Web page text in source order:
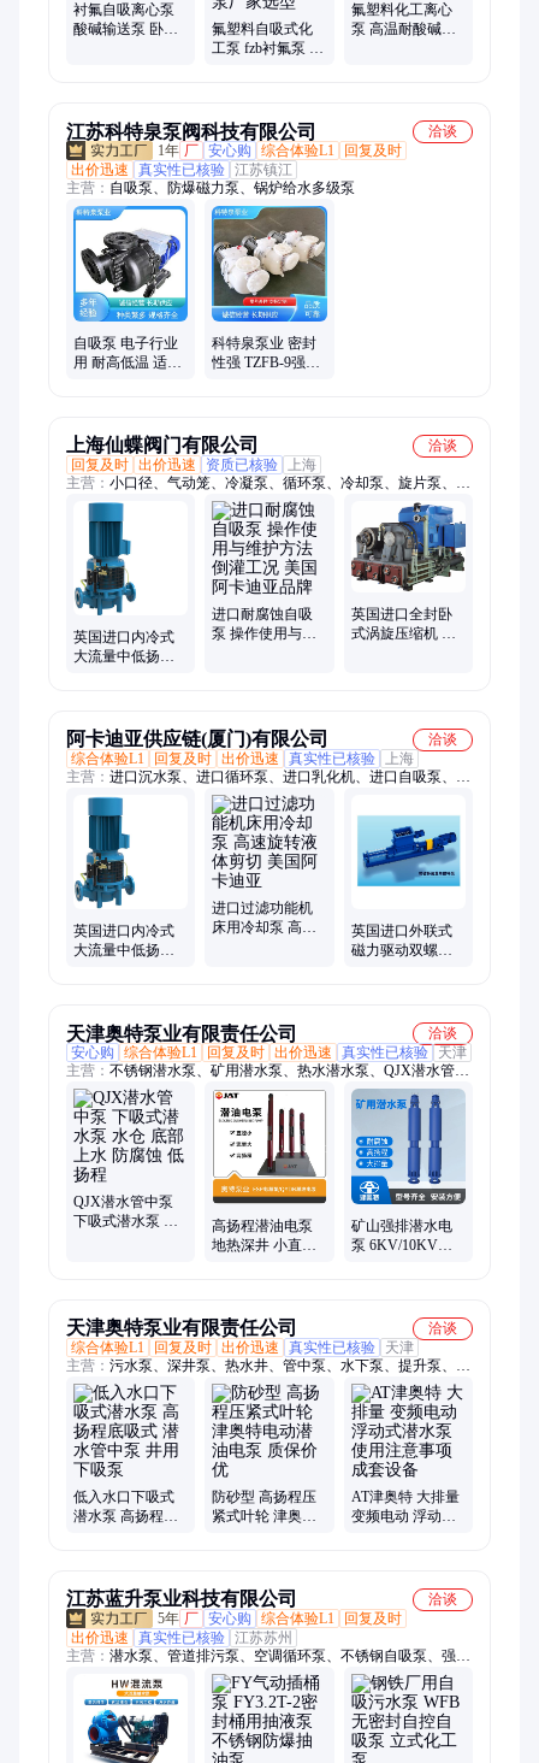
衬氟自吸离心泵
酸碱输送泵 卧式
氟塑料自吸式化
工泵 fzb衬氟泵 耐
氟塑料化工离心
泵 高温耐酸碱泵
江苏科特泉泵阀科技有限公司
洽谈
1年 厂 安心购 综合体验L1
回复及时
出价迅速
真实性已核验 江苏镇江
主营： 自吸泵、防爆磁力泵、锅炉给水多级泵
自吸泵 电子行业
用 耐高低温 适应
科特泉泵业 密封
性强 TZFB-9强自
上海仙蝶阀门有限公司
洽谈
回复及时 出价迅速 资质已核验
上海
主营： 小口径、气动笼、冷凝泵、循环泵、冷却泵、旋片泵、温
控阀、制氧机、刀闸阀、渣浆泵、泵特点、陶瓷泵、屏蔽泵、减
泥泵、切碎机、扫油泵、海水泵、磁力泵、真空泵、长袖泵、增
压缸、鼓风机、排污泵、塑料泵、搅拌机
英国进口内冷式
大流量中低扬程
进口耐腐蚀自吸
泵 操作使用与维
英国进口全封卧
式涡旋压缩机 流
阿卡迪亚供应链(厦门)有限公司
洽谈
综合体验L1
回复及时 出价迅速 真实性已核验
上海
主营： 进口沉水泵、进口循环泵、进口乳化机、进口自吸泵、进
口渣浆泵、进口屏蔽泵、进口节能泵、进口溶液泵、进口气浮
机、进口鼓风机、进口排污泵、进口塑料泵、进口搅拌机、进口
磁力泵、进口潜水推流器、进口曝气器、进口曝气机、进口空压
机、进口潜水搅拌机、进口混流泵、进口化工泵、进口离心泵、
进口罗茨风机、进口磁悬浮风机
英国进口内冷式
大流量中低扬程
进口过滤功能机
床用冷却泵 高速
英国进口外联式
磁力驱动双螺杆
天津奥特泵业有限责任公司
洽谈
安心购
综合体验L1 回复及时 出价迅速 真实性已核验
天津
主营： 不锈钢潜水泵、矿用潜水泵、热水潜水泵、QJX潜水管中
泵、浮筒式潜水泵、卧式潜水泵、潜油电泵、高扬程潜水泵、潜
海水电泵、深井潜水泵、耐腐蚀潜水泵、地热井潜水泵、高压潜
水泵、热水深井泵、海水提升泵、潜水电泵、下吸式潜水泵、潜
水电机参数、漂浮式潜水电泵、潜水轴流泵、qjr耐高温潜水泵、
排污电泵、大流量潜水泵、潜水泵控制柜、大排量潜油电泵、电
潜泵
QJX潜水管中泵
下吸式潜水泵 水
高扬程潜油电泵
地热深井 小直径
矿山强排潜水电
泵 6KV/10KV高
天津奥特泵业有限责任公司
洽谈
综合体验L1
回复及时 出价迅速 真实性已核验
天津
主营： 污水泵、深井泵、热水井、管中泵、水下泵、提升泵、螺
旋泵、排污泵、浮筒泵、潜水泵、卧式泵、潜污泵、轴流泵、海
水泵、地热井、离心泵、qh不锈钢、潜水电泵、深井水泵、热水
循环、潜油电机、提升电泵、卧用水泵、轴流电泵、潜油电泵
低入水口下吸式
潜水泵 高扬程底
防砂型 高扬程压
紧式叶轮 津奥特
AT津奥特 大排量
变频电动 浮动式
江苏蓝升泵业科技有限公司
洽谈
5年 厂 安心购 综合体验L1
回复及时
出价迅速
真实性已核验 江苏苏州
主营： 潜水泵、管道排污泵、空调循环泵、不锈钢自吸泵、强力
真空自吸泵、真空辅助自吸泵、自吸排污泵、管道增压泵、应急
移动排水泵、管道离心泵、轻型立式多级泵、单螺杆泵、开式叶
轮污水泵